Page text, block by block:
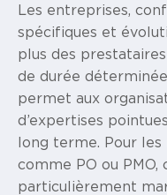
Les entreprises,
spécifiques et
plus des
de durée
permet aux
d’expertises
long terme. Pour les
comme PO ou
particulièrement